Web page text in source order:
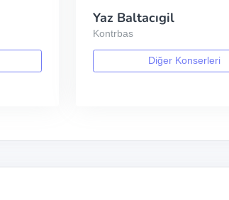
Yaz Baltacıgil
Kontrbas
Diğer Konserleri